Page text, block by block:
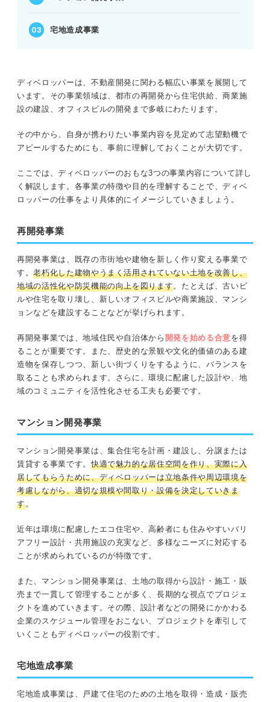
宅地造成事業
ディベロッパーは、不動産開発に関わる幅広い事業を展開して
います。その事業領域は、都市の再開発から住宅供給、商業施
設の建設、オフィスビルの開発まで多岐にわたります。
その中から、自身が携わりたい事業内容を見定めて志望動機で
アピールするためにも、事前に理解しておくことが大切です。
ここでは、ディベロッパーのおもな3つの事業内容について詳し
く解説します。各事業の特徴や目的を理解することで、ディベ
ロッパーの仕事をより具体的にイメージしていきましょう。
再開発事業
再開発事業は、既存の市街地や建物を新しく作り変える事業で
す。老朽化した建物やうまく活用されていない土地を改善し、
地域の活性化や防災機能の向上を図ります。たとえば、古いビ
ルや住宅を取り壊し、新しいオフィスビルや商業施設、マンシ
ョンなどを建設することなどが挙げられます。
再開発事業では、地域住民や自治体から 開発を始める合意を得
ることが重要です。また、歴史的な景観や文化的価値のある建
造物を保存しつつ、新しい街づくりをするように、バランスを
取ることも求められます。さらに、環境に配慮した設計や、地
域のコミュニティを活性化させる工夫も必要です。
マンション開発事業
マンション開発事業は、集合住宅を計画・建設し、分譲または
賃貸する事業です。快適で魅力的な居住空間を作り、実際に入
居してもらうために、ディベロッパーは立地条件や周辺環境を
考慮しながら、適切な規模や間取り・設備を決定していきま
す。
近年は環境に配慮したエコ住宅や、高齢者にも住みやすいバリ
アフリー設計・共用施設の充実など、多様なニーズに対応する
ことが求められているのが特徴です。
また、マンション開発事業は、土地の取得から設計・施工・販
売まで一貫して管理することが多く、長期的な視点でプロジェ
クトを進めていきます。その際、設計者などの開発にかかわる
企業のスケジュール管理をおこない、プロジェクトを牽引して
いくこともディベロッパーの役割です。
宅地造成事業
宅地造成事業は、戸建て住宅のための土地を取得・造成・販売